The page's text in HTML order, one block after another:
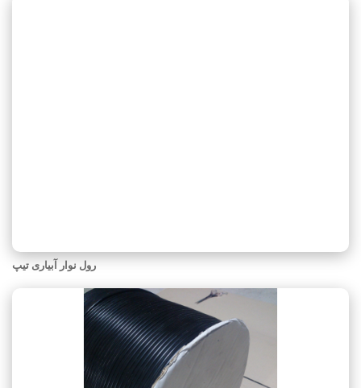
رول نوار آبیاری تیپ